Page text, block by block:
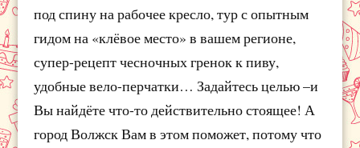
под спину на рабочее кресло, тур с опытным
гидом на «клёвое место» в вашем регионе,
супер-рецепт чесночных гренок к пиву,
удобные вело-перчатки… Задайтесь целью –и
Вы найдёте что-то действительно стоящее! А
город Волжск Вам в этом поможет, потому что